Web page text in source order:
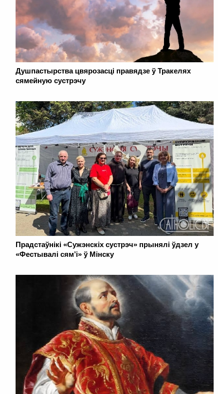
Душпастырства цвярозасці правядзе ў Тракелях
сямейную сустрэчу
Прадстаўнікі «Сужэнскіх сустрэч» прынялі ўдзел у
«Фестывалі сям’і» ў Мінску